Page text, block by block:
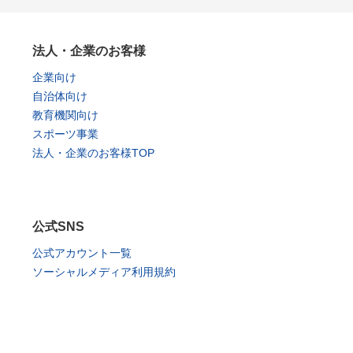
法人・企業のお客様
企業向け
自治体向け
教育機関向け
スポーツ事業
法人・企業のお客様TOP
公式SNS
公式アカウント一覧
ソーシャルメディア利用規約